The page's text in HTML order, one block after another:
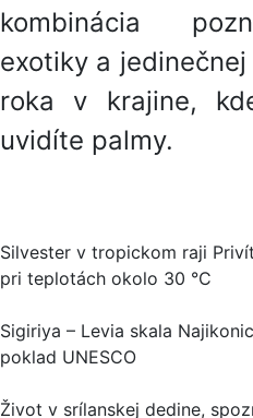
kombinácia
exotiky a
roka v krajine,
uvidíte palmy.
Silvester v tropickom raji
pri teplotách okolo 30 °C
Sigiriya – Levia skala
poklad UNESCO
Život v srílanskej dedine,